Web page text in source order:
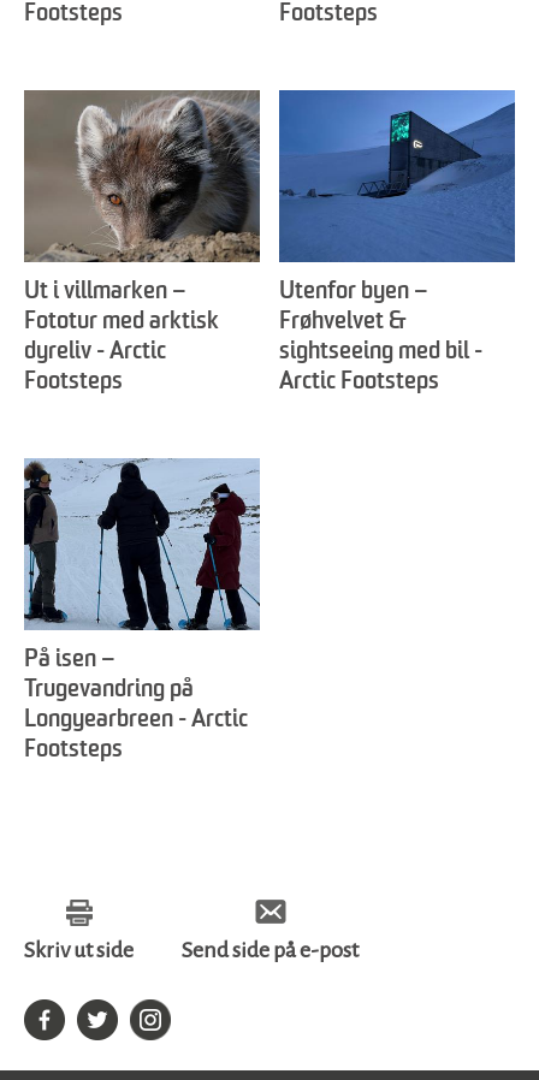
Footsteps
Footsteps
Ut i villmarken –
Fototur med arktisk
dyreliv - Arctic
Footsteps
Utenfor byen –
Frøhvelvet &
sightseeing med bil -
Arctic Footsteps
På isen –
Trugevandring på
Longyearbreen - Arctic
Footsteps
Skriv ut side Send side på e-post